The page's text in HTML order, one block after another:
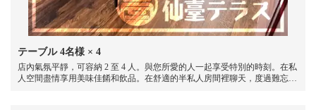
テーブル4名様 × 4
店內氣氛平靜，可容納 2 至 4 人。與您所愛的人一起享受特別的時刻。在私
人空間盡情享用美味佳餚和飲品。在舒適的半私人房間裡聊天，度過難忘的